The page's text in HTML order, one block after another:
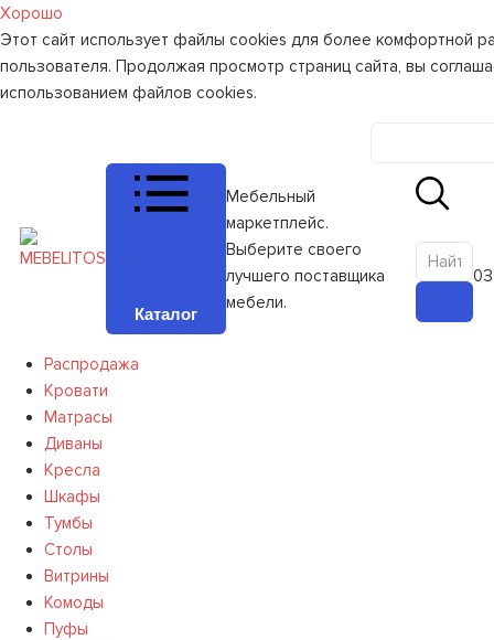
Хорошо
Этот сайт использует файлы cookies для более комфортной
пользователя. Продолжая просмотр страниц сайта, вы
использованием файлов cookies.
Каталог
Мебельный
маркетплейс.
Выберите своего
лучшего поставщика
мебели.
0
Распродажа
Кровати
Матрасы
Диваны
Кресла
Шкафы
Тумбы
Столы
Витрины
Комоды
Пуфы